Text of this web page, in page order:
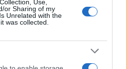
Use,
or Sharing of my
Unrelated with the
was collected.